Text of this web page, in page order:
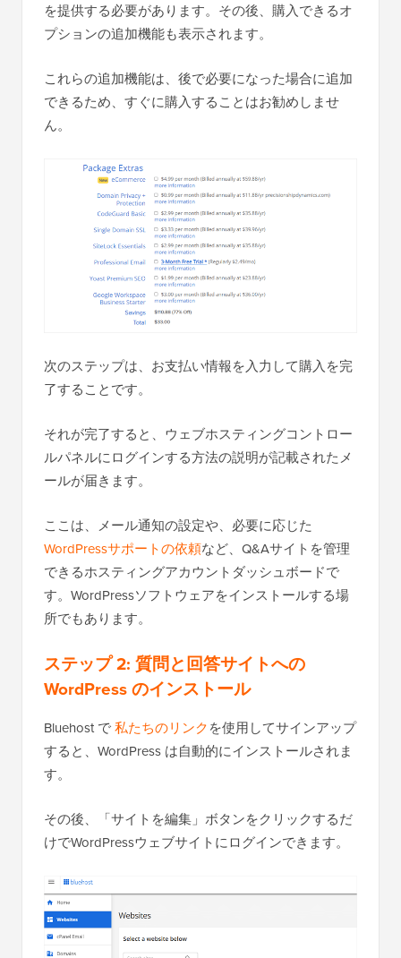
を提供する必要があります。その後、購入できるオ
プションの追加機能も表示されます。
これらの追加機能は、後で必要になった場合に追加
できるため、すぐに購入することはお勧めしませ
ん。
次のステップは、お支払い情報を入力して購入を完
了することです。
それが完了すると、ウェブホスティングコントロー
ルパネルにログインする方法の説明が記載されたメ
ールが届きます。
ここは、メール通知の設定や、必要に応じた
WordPressサポートの依頼など、Q&Aサイトを管理
できるホスティングアカウントダッシュボードで
す。WordPressソフトウェアをインストールする場
所でもあります。
ステップ 2: 質問と回答サイトへの
WordPress のインストール
Bluehost で私たちのリンクを使用してサインアップ
すると、WordPress は自動的にインストールされま
す。
その後、「サイトを編集」ボタンをクリックするだ
けでWordPressウェブサイトにログインできます。